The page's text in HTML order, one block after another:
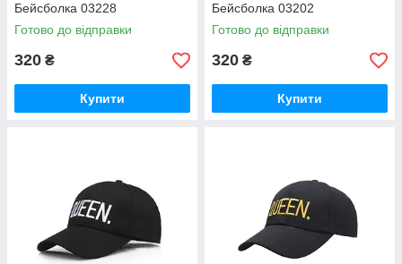
Бейсболка 03228
Готово до відправки
320 ₴
Купити
Бейсболка 03202
Готово до відправки
320 ₴
Купити